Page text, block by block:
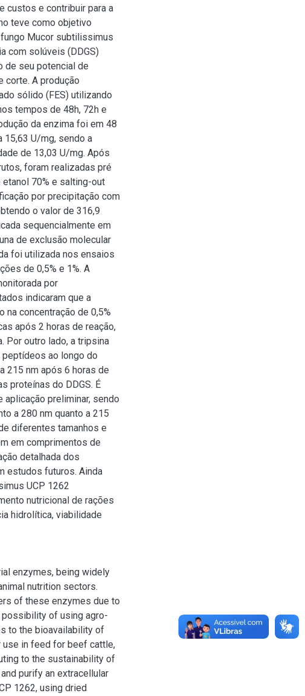
custos e contribuir para a
teve como objetivo
Mucor subtilissimus
com solúveis (DDGS)
de seu potencial de
corte. A produção
sólido (FES) utilizando
tempos de 48h, 72h e
da enzima foi em 48
15,63 U/mg, sendo a
de 13,03 U/mg. Após
foram realizadas pré
70% e salting-out
por precipitação com
o valor de 316,9
sequencialmente em
de exclusão molecular
foi utilizada nos ensaios
de 0,5% e 1%. A
por
indicaram que a
concentração de 0,5%
após 2 horas de reação,
Por outro lado, a tripsina
peptídeos ao longo do
215 nm após 6 horas de
proteínas do DDGS. É
aplicação preliminar, sendo
a 280 nm quanto a 215
diferentes tamanhos e
em comprimentos de
detalhada dos
estudos futuros. Ainda
UCP 1262
nutricional de rações
hidrolítica, viabilidade
enzymes, being widely
nutrition sectors.
of these enzymes due to
possibility of using agro-
to the bioavailability of
in feed for beef cattle,
to the sustainability of
purify an extracellular
1262, using dried